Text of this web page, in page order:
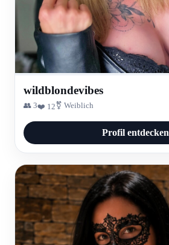
wildblondevibes
👥 3❤️ 12⚧ Weiblich
Profil entdecken